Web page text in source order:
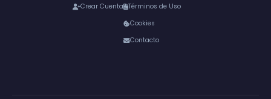
Crear Cuenta Términos de Uso
Cookies
Contacto